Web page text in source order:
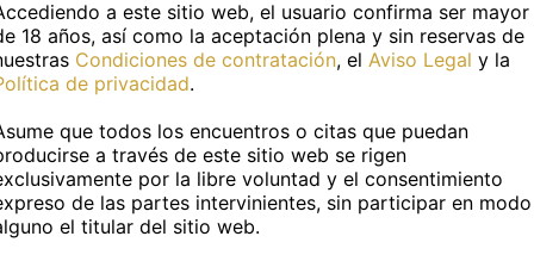
capital Almería capital
Masajistas en otras
a este sitio web, el usuario confirma ser mayor
18 años, así como la aceptación plena y sin reservas de
Condiciones de contratación, el Aviso Legal y la
de privacidad.
que todos los encuentros o citas que puedan
a través de este sitio web se rigen
por la libre voluntad y el consentimiento
de las partes intervinientes, sin participar en modo
el titular del sitio web.